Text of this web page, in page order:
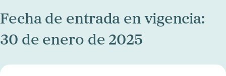
Fecha de entrada en vigencia:
30 de enero de 2025